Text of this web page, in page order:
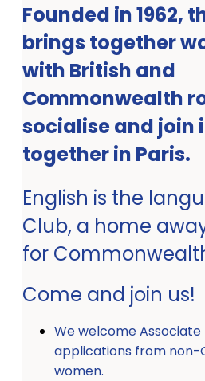
Founded in 1962,
brings together
with British and
Commonwealth
socialise and join
together in Paris.
English is the
Club, a home
for
Come and join us!
We welcome
applications from
women.